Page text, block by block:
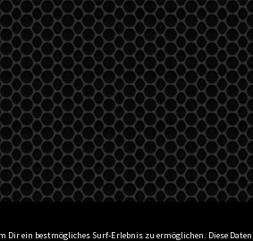
Dir ein bestmögliches Surf-Erlebnis zu ermöglichen. Diese